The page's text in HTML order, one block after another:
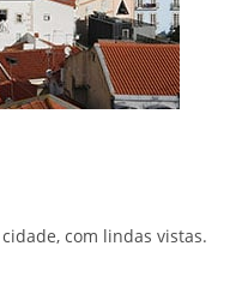
com lindas vistas.